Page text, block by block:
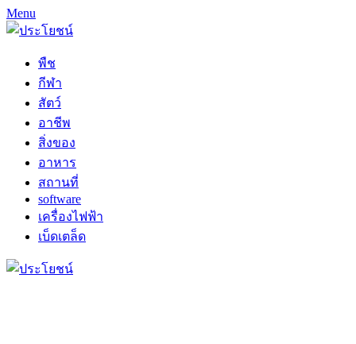
Menu
พืช
กีฬา
สัตว์
อาชีพ
สิ่งของ
อาหาร
สถานที่
software
เครื่องไฟฟ้า
เบ็ดเตล็ด